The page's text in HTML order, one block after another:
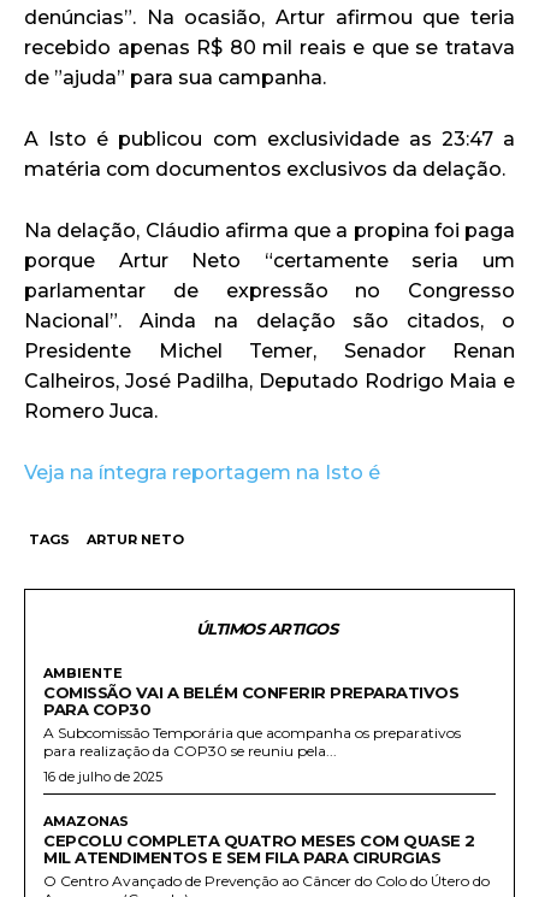
denúncias”. Na ocasião, Artur afirmou que teria
recebido apenas R$ 80 mil reais e que se tratava
de ”ajuda” para sua campanha.
A Isto é publicou com exclusividade as 23:47 a
matéria com documentos exclusivos da delação.
Na delação, Cláudio afirma que a propina foi paga
porque Artur Neto “certamente seria um
parlamentar de expressão no Congresso
Nacional”. Ainda na delação são citados, o
Presidente Michel Temer, Senador Renan
Calheiros, José Padilha, Deputado Rodrigo Maia e
Romero Juca.
Veja na íntegra reportagem na Isto é
TAGS ARTUR NETO
ÚLTIMOS ARTIGOS
AMBIENTE
COMISSÃO VAI A BELÉM CONFERIR PREPARATIVOS
PARA COP30
A Subcomissão Temporária que acompanha os preparativos
para realização da COP30 se reuniu pela...
16 de julho de 2025
AMAZONAS
CEPCOLU COMPLETA QUATRO MESES COM QUASE 2
MIL ATENDIMENTOS E SEM FILA PARA CIRURGIAS
O Centro Avançado de Prevenção ao Câncer do Colo do Útero do